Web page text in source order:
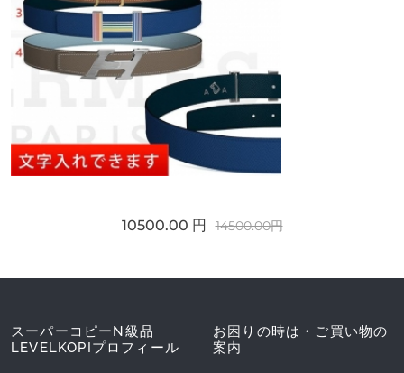
10500.00 円 14500.00円
スーパーコピーN級品
LEVELKOPIプロフィール
お困りの時は・ご買い物の
案内